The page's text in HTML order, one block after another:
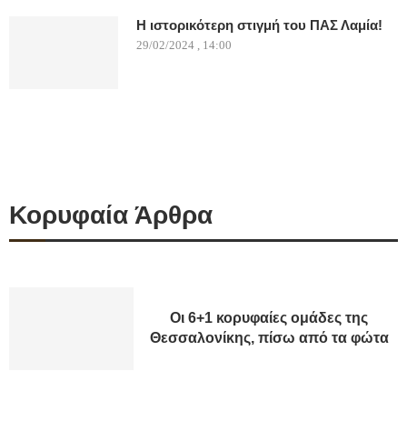
Η ιστορικότερη στιγμή του ΠΑΣ Λαμία!
29/02/2024 , 14:00
Κορυφαία Άρθρα
Οι 6+1 κορυφαίες ομάδες της
Θεσσαλονίκης, πίσω από τα φώτα